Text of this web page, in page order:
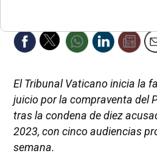
El Tribunal Vaticano inicia la
juicio por la compraventa del
tras la condena de diez
2023, con cinco audiencias
semana.